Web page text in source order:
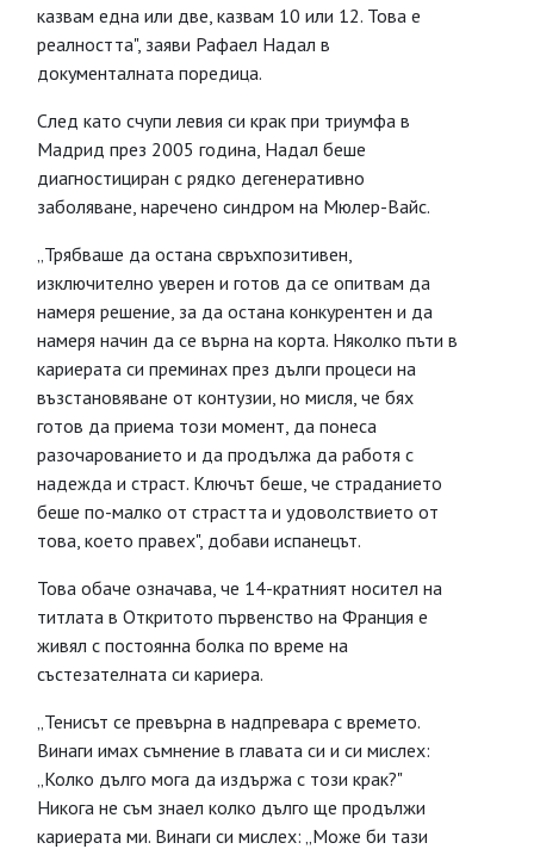
казвам една или две, казвам 10 или 12. Това е
реалността", заяви Рафаел Надал в
документалната поредица.
След като счупи левия си крак при триумфа в
Мадрид през 2005 година, Надал беше
диагностициран с рядко дегенеративно
заболяване, наречено синдром на Мюлер-Вайс.
„Трябваше да остана свръхпозитивен,
изключително уверен и готов да се опитвам да
намеря решение, за да остана конкурентен и да
намеря начин да се върна на корта. Няколко пъти в
кариерата си преминах през дълги процеси на
възстановяване от контузии, но мисля, че бях
готов да приема този момент, да понеса
разочарованието и да продължа да работя с
надежда и страст. Ключът беше, че страданието
беше по-малко от страстта и удоволствието от
това, което правех", добави испанецът.
Това обаче означава, че 14-кратният носител на
титлата в Откритото първенство на Франция е
живял с постоянна болка по време на
състезателната си кариера.
„Тенисът се превърна в надпревара с времето.
Винаги имах съмнение в главата си и си мислех:
„Колко дълго мога да издържа с този крак?"
Никога не съм знаел колко дълго ще продължи
кариерата ми. Винаги си мислех: „Може би тази